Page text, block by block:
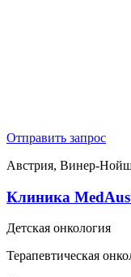
Отправить запрос
Австрия, Винер-
Клиника
Детская онкология
Терапевтическая